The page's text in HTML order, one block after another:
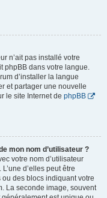
n’ait pas installé votre
phpBB dans votre langue.
d’installer la langue
et partager une nouvelle
le site Internet de phpBB
mon nom d’utilisateur ?
votre nom d’utilisateur
d’elles peut être
des blocs indiquant votre
La seconde image, souvent